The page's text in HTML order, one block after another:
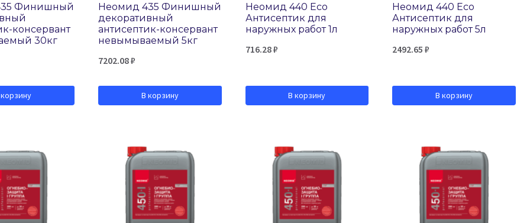
Финишный
консервант
30кг
Неомид 435 Финишный
декоративный
антисептик-консервант
невымываемый 5кг
7202.08₽
В корзину
Неомид 440 Eco
Антисептик для
наружных работ 1л
716.28₽
В корзину
Неомид 440 Eco
Антисептик для
наружных работ 5л
2492.65₽
В корзину